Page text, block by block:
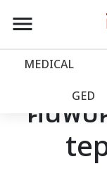
account_balance หน้าแรก
เว็บไซ
โปรโมชั่น
menu
MEDICAL
GED
ค้นพบ